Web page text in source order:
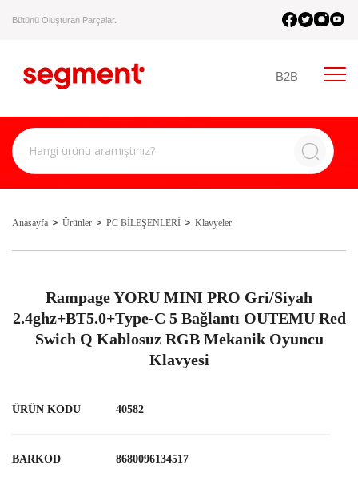
Bütünü Oluşturan Parçalar.
B2B
Anasayfa Ürünler PC BİLEŞENLERİ Klavyeler
Rampage YORU MINI PRO Gri/Siyah
2.4ghz+BT5.0+Type-C 5 Bağlantı OUTEMU Red
Swich Q Kablosuz RGB Mekanik Oyuncu
Klavyesi
ÜRÜN KODU 40582
BARKOD 8680096134517